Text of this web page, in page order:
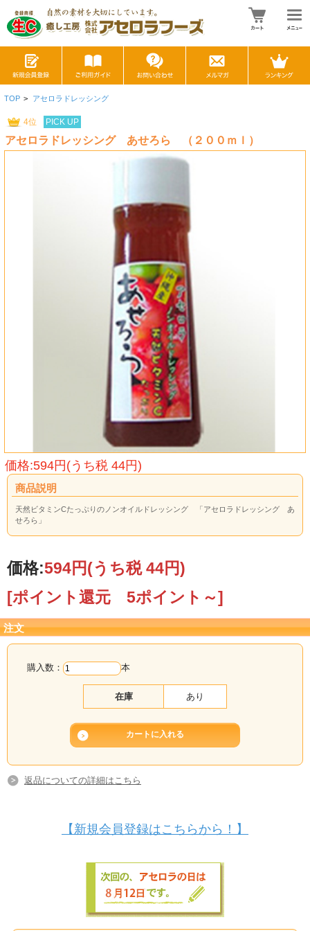
TOP > アセロラドレッシング
4位 PICK UP
アセロラドレッシング あせろら （２００ｍｌ）
価格:594円(うち税 44円)
商品説明
天然ビタミンCたっぷりのノンオイルドレッシング 「アセロラドレッシング あ
せろら」
価格:594円(うち税 44円)
[ポイント還元 5ポイント～]
注文
購入数： 本
在庫 あり
返品についての詳細はこちら
【新規会員登録はこちらから！】